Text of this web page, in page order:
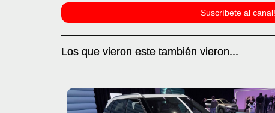
Suscríbete al canal!
Los que vieron este también vieron...